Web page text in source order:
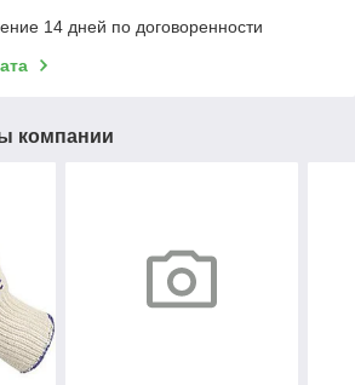
14 дней по договоренности
компании